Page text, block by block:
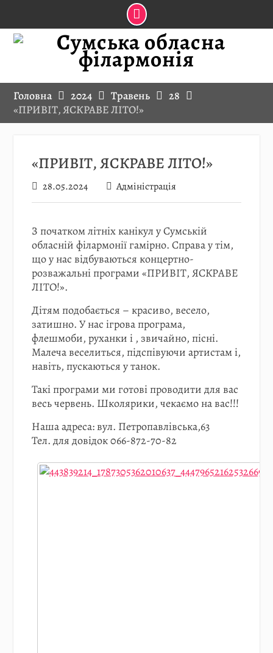
Skip
Головна 2024 Травень
28
«ПРИВІТ, ЯСКРАВЕ ЛІТО!»
«ПРИВІТ, ЯСКРАВЕ ЛІТО!»
28.05.2024 Адміністрація
З початком літніх канікул у Сумській
обласній філармонії гамірно. Справа у тім,
що у нас відбуваються концертно-
розважальні програми «ПРИВІТ, ЯСКРАВЕ
ЛІТО!».
Дітям подобається – красиво, весело,
затишно. У нас ігрова програма,
флешмоби, руханки і , звичайно, пісні.
Малеча веселиться, підспівуючи артистам і,
навіть, пускаються у танок.
Такі програми ми готові проводити для вас
весь червень. Школярики, чекаємо на вас!!!
Наша адреса: вул. Петропавлівська,63
Тел. для довідок 066-872-70-82